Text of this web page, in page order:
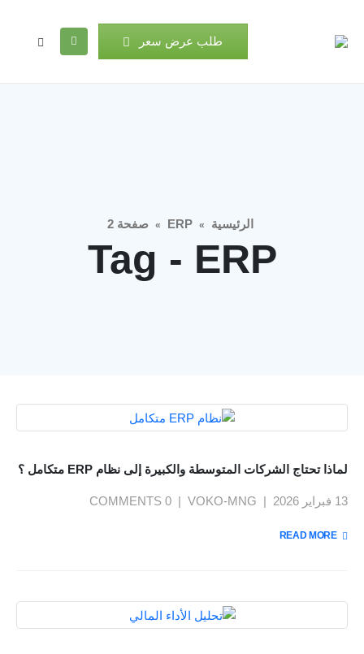
طلب عرض سعر
الرئيسية »
ERP
» صفحة 2
Tag - ERP
لماذا تحتاج الشركات المتوسطة والكبيرة إلى نظام ERP متكامل ؟
13 فبراير 2026 VOKO-MNG
0 COMMENTS
READ MORE +